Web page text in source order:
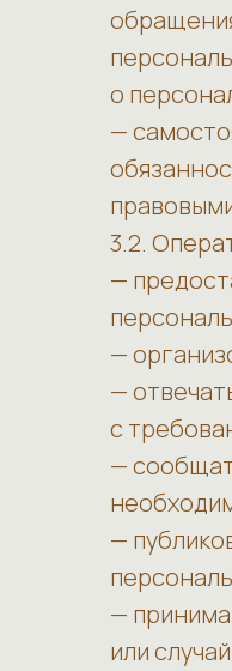
о
—
3.2.
—
—
—
с
—
—
—
или